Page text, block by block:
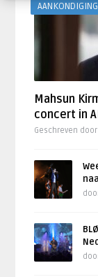
Mahsun
concert in
Geschreven